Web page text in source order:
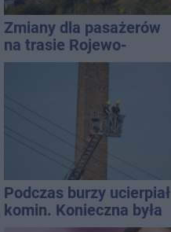
Zmiany dla pasażerów
na trasie Rojewo-
Inowrocław
Podczas burzy ucierpiał
komin. Konieczna była
interwencja strażaków